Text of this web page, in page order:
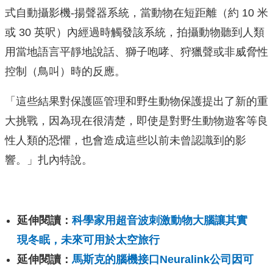
式自動攝影機-揚聲器系統，當動物在短距離（約 10 米
或 30 英呎）內經過時觸發該系統，拍攝動物聽到人類
用當地語言平靜地說話、獅子咆哮、狩獵聲或非威脅性
控制（鳥叫）時的反應。
「這些結果對保護區管理和野生動物保護提出了新的重
大挑戰，因為現在很清楚，即使是對野生動物遊客等良
性人類的恐懼，也會造成這些以前未曾認識到的影
響。」扎內特說。
延伸閱讀： 科學家用超音波刺激動物大腦讓其實
現冬眠，未來可用於太空旅行
延伸閱讀： 馬斯克的腦機接口Neuralink公司因可